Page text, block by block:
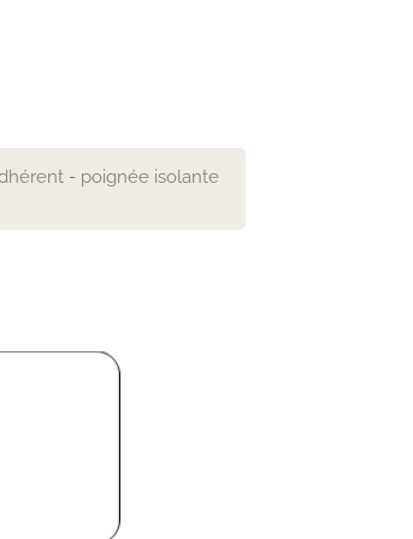
- poignée isolante